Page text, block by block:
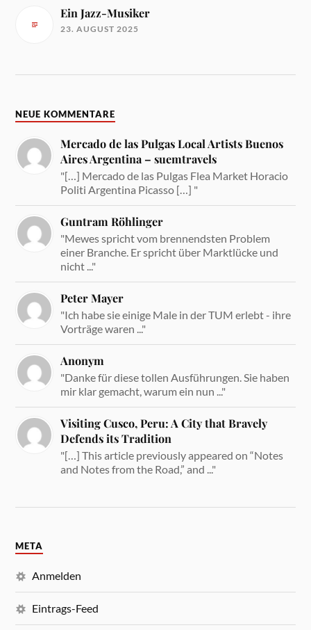
Ein Jazz-Musiker
23. AUGUST 2025
NEUE KOMMENTARE
Mercado de las Pulgas Local Artists Buenos
Aires Argentina – suemtravels
"[…] Mercado de las Pulgas Flea Market Horacio
Politi Argentina Picasso […] "
Guntram Röhlinger
"Mewes spricht vom brennendsten Problem
einer Branche. Er spricht über Marktlücke und
nicht ..."
Peter Mayer
"Ich habe sie einige Male in der TUM erlebt - ihre
Vorträge waren ..."
Anonym
"Danke für diese tollen Ausführungen. Sie haben
mir klar gemacht, warum ein nun ..."
Visiting Cusco, Peru: A City that Bravely
Defends its Tradition
"[…] This article previously appeared on “Notes
and Notes from the Road,” and ..."
META
Anmelden
Eintrags-Feed